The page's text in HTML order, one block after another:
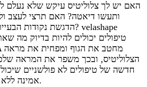
האם יש לך צלוליטיס עיקש שלא
ותעשו דיאטה? האם תרצי לעצב
הדגשת נקודות הבעייתיות במראה האחורית? velashape
טיפולים יכולים להיות בדיוק מה
הצלוליטיס, ובכך משפר את המראה
חדשה של טיפולים לא פולשניים
אמינה ללא ניתוח או זמן הימנעות.